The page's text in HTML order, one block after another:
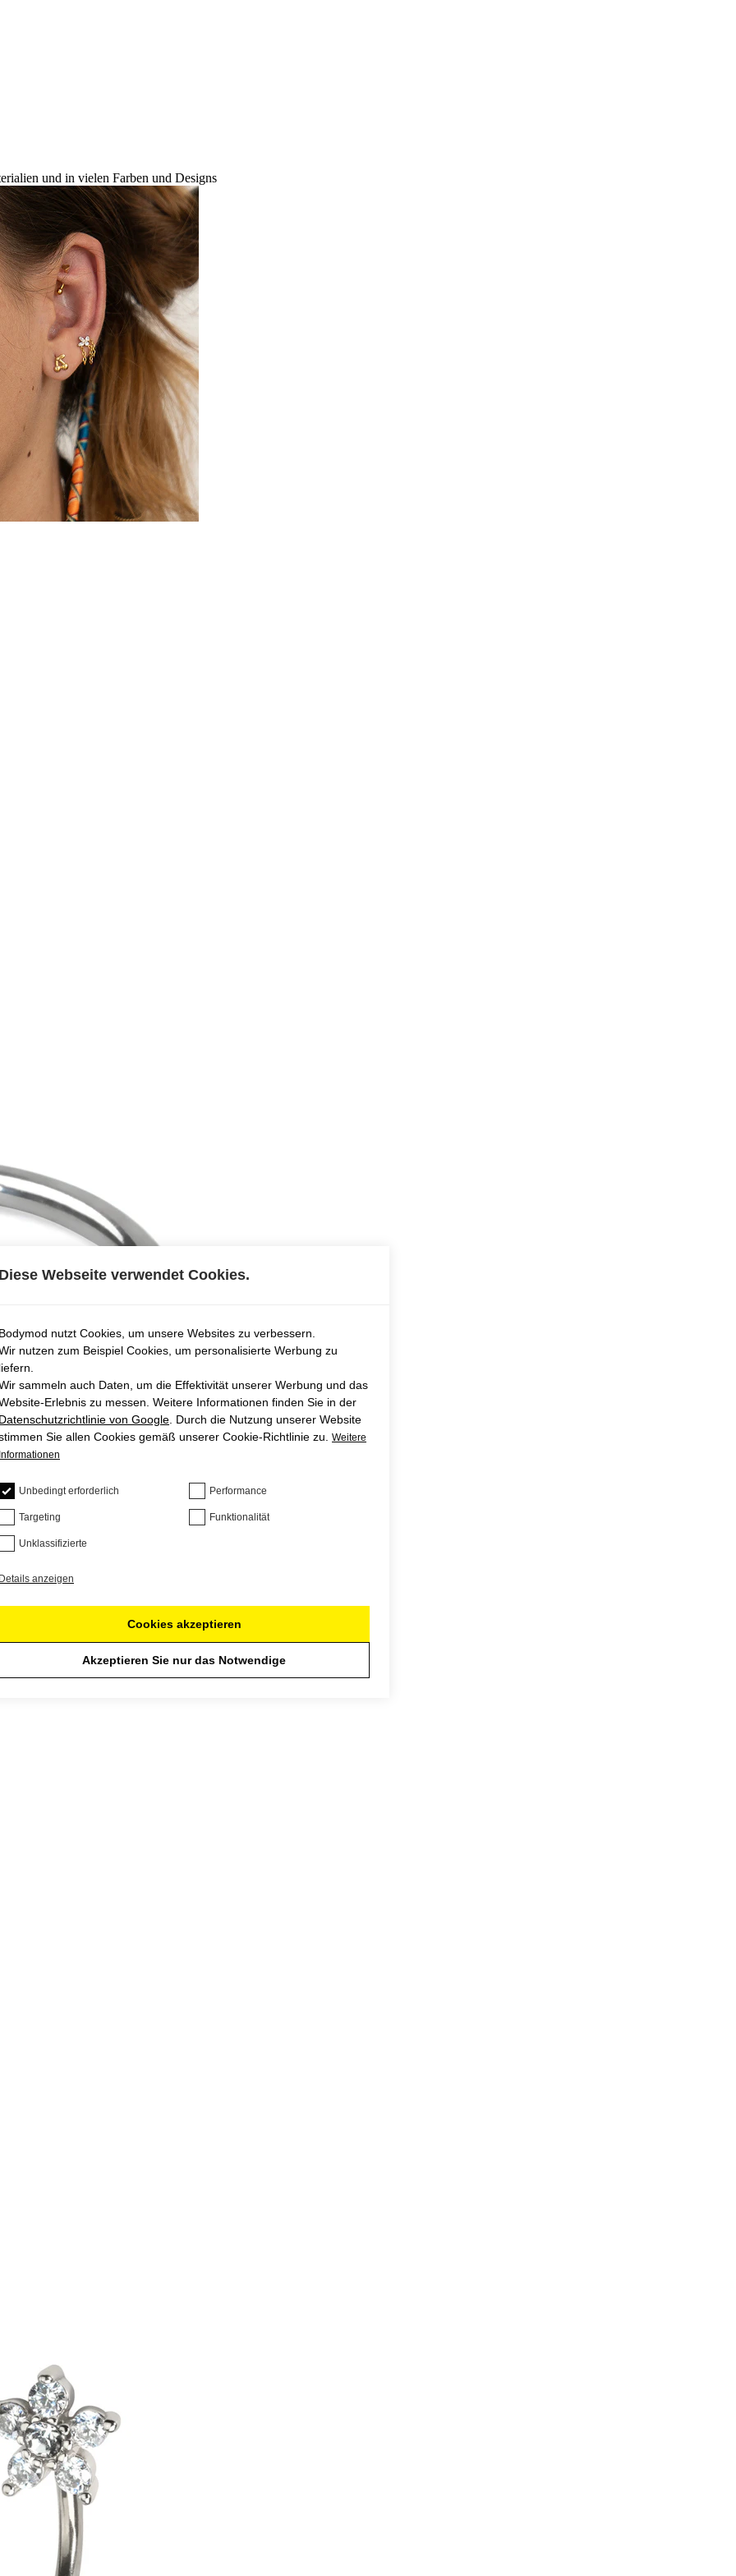
und in vielen Farben und Designs
Webseite verwendet Cookies.
nutzt Cookies, um unsere Websites zu verbessern.
nutzen zum Beispiel Cookies, um personalisierte Werbung zu
sammeln auch Daten, um die Effektivität unserer Werbung und das
Erlebnis zu messen. Weitere Informationen finden Sie in der
von Google . Durch die Nutzung unserer Website
Sie allen Cookies gemäß unserer Cookie-Richtlinie zu. Weitere
Unbedingt erforderlich Performance
Targeting Funktionalität
Unklassifizierte
anzeigen
Cookies akzeptieren
Akzeptieren Sie nur das Notwendige